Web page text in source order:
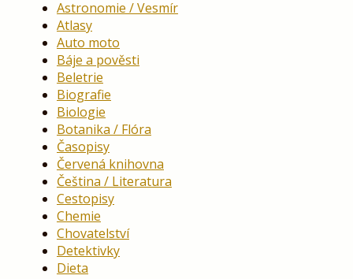
Astronomie / Vesmír
Atlasy
Auto moto
Báje a pověsti
Beletrie
Biografie
Biologie
Botanika / Flóra
Časopisy
Červená knihovna
Čeština / Literatura
Cestopisy
Chemie
Chovatelství
Detektivky
Dieta